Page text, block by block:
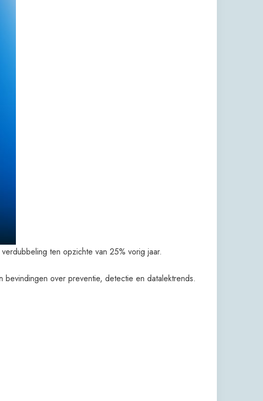
ten opzichte van 25% vorig jaar.
over preventie, detectie en datalektrends.